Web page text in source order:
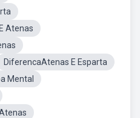
Atenas
DiferencaAtenas E Esparta
Mental